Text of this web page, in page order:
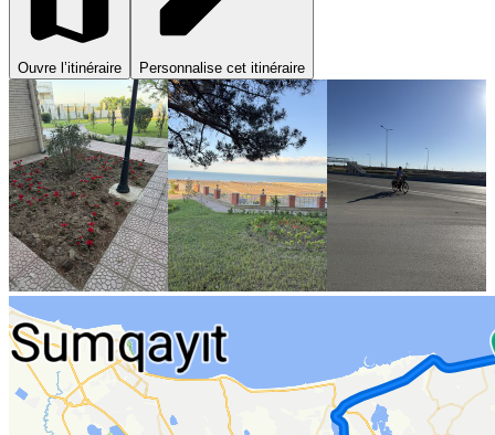
Ouvre l’itinéraire Personnalise cet itinéraire